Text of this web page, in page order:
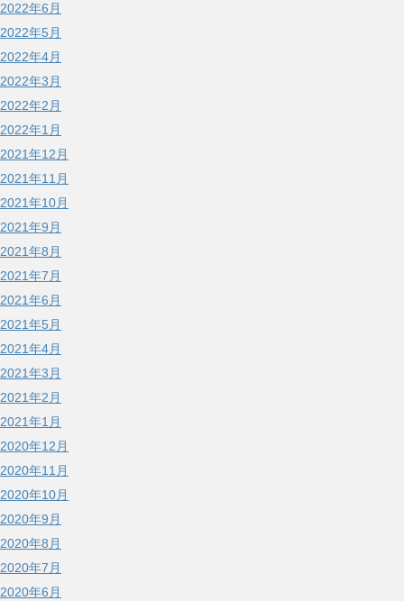
2022年6月
2022年5月
2022年4月
2022年3月
2022年2月
2022年1月
2021年12月
2021年11月
2021年10月
2021年9月
2021年8月
2021年7月
2021年6月
2021年5月
2021年4月
2021年3月
2021年2月
2021年1月
2020年12月
2020年11月
2020年10月
2020年9月
2020年8月
2020年7月
2020年6月